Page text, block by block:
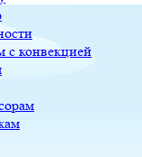
с конвекцией